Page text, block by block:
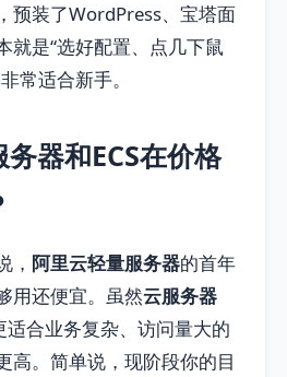
预装了WordPress、宝塔面
就是“选好配置、点几下鼠
常适合新手。
器和ECS在价格
， 阿里云轻量服务器的首年
用还便宜。虽然云服务器
适合业务复杂、访问量大的
高。简单说，现阶段你的目